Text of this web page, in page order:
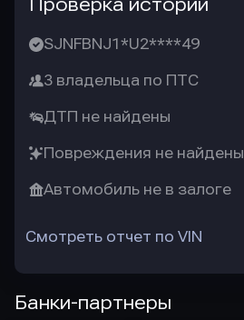
SJNFBNJ1*U2****49
3 владельца по ПТС
ДТП не найдены
Повреждения не найдены
Автомобиль не в залоге
Смотреть отчет по VIN
Банки-партнеры